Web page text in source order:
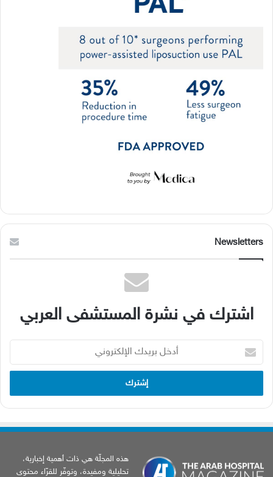
Newsletters
اشترك في نشرة المستشفى العربي
بريدك
الإلكتروني
هذه المجلّة هي ذات أهمية إخبارية،
تحليلية ومفيدة، وتوفّر للقرّاء محتوى